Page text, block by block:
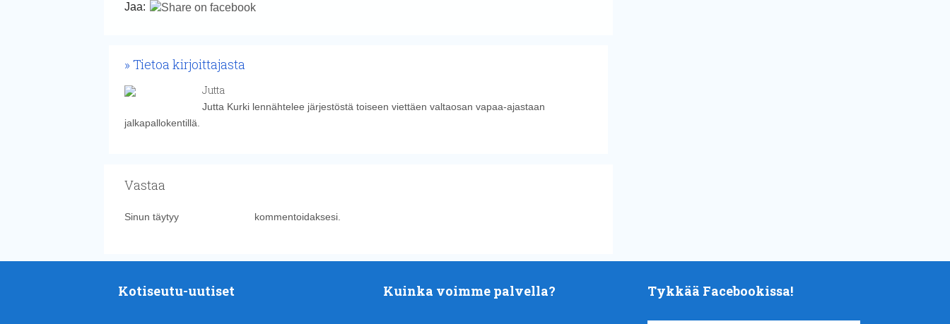
Jaa:
Tietoa kirjoittajasta
Jutta
Jutta Kurki lennähtelee järjestöstä toiseen viettäen valtaosan vapaa-ajastaan
jalkapallokentillä.
Vastaa
Sinun täytyy kommentoidaksesi.
Kotiseutu-uutiset Kuinka voimme palvella? Tykkää Facebookissa!